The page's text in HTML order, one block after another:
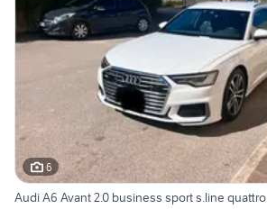
6
Audi A6 Avant 2.0 business sport s.line quattro